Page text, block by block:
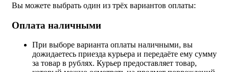
Вы можете выбрать один из трёх вариантов оплаты:
Оплата наличными
При выборе варианта оплаты наличными, вы
дожидаетесь приезда курьера и передаёте ему сумму
за товар в рублях. Курьер предоставляет товар,